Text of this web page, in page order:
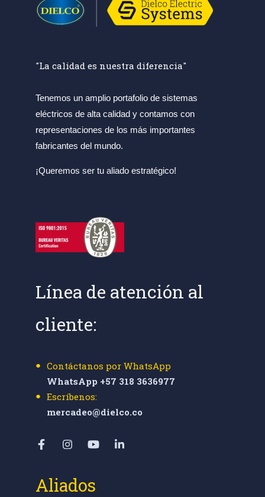
"La calidad es nuestra diferencia"
Tenemos un amplio portafolio de sistemas
eléctricos de alta calidad y contamos con
representaciones de los más importantes
fabricantes del mundo.
¡Queremos ser tu aliado estratégico!
Línea de atención al
cliente:
Contáctanos por WhatsApp
WhatsApp +57 318 3636977
Escríbenos:
mercadeo@dielco.co
Aliados